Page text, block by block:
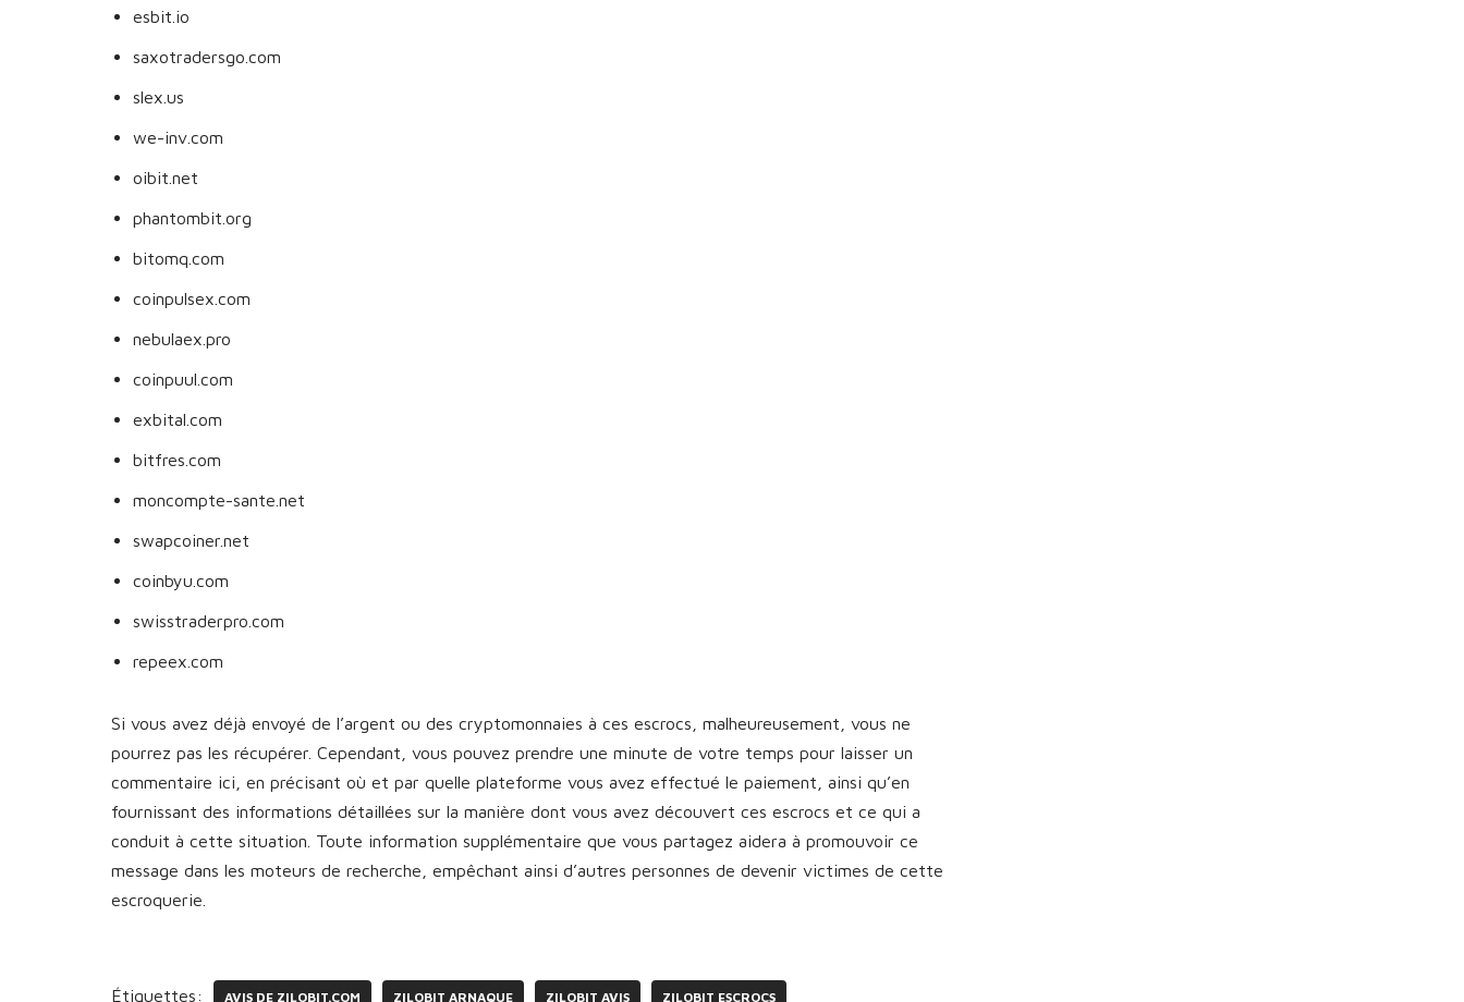
esbit.io
saxotradersgo.com
slex.us
we-inv.com
oibit.net
phantombit.org
bitomq.com
coinpulsex.com
nebulaex.pro
coinpuul.com
exbital.com
bitfres.com
moncompte-sante.net
swapcoiner.net
coinbyu.com
swisstraderpro.com
repeex.com
Si vous avez déjà envoyé de l’argent ou des cryptomonnaies à ces escrocs, malheureusement, vous ne
pourrez pas les récupérer. Cependant, vous pouvez prendre une minute de votre temps pour laisser un
commentaire ici, en précisant où et par quelle plateforme vous avez effectué le paiement, ainsi qu’en
fournissant des informations détaillées sur la manière dont vous avez découvert ces escrocs et ce qui a
conduit à cette situation. Toute information supplémentaire que vous partagez aidera à promouvoir ce
message dans les moteurs de recherche, empêchant ainsi d’autres personnes de devenir victimes de cette
escroquerie.
Étiquettes: AVIS DE ZILOBIT.COM ZILOBIT ARNAQUE ZILOBIT AVIS ZILOBIT ESCROCS